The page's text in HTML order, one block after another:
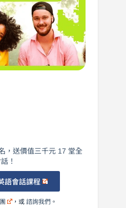
英
語！
，送價值三千元 17 堂全
！
語會話課程
，或諮詢我們 。